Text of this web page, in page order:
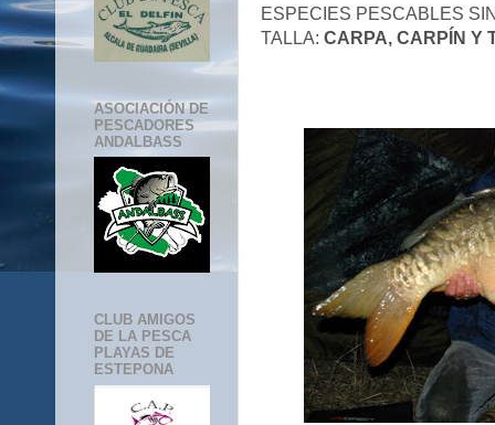
ESPECIES PESCABLES
TALLA: CARPA, CARPÍN Y
ASOCIACIÓN DE
PESCADORES
ANDALBASS
CLUB AMIGOS
DE LA PESCA
PLAYAS DE
ESTEPONA